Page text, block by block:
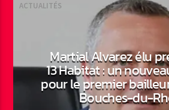
ACTUALITÉS
Martial Alvarez élu
13 Habitat : un
pour le premier
Bouches-du-